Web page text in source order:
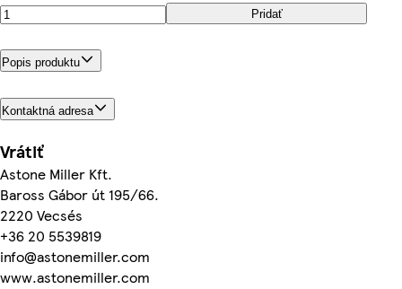
Pridať
Popis produktu
Kontaktná adresa
Vrátiť
Astone Miller Kft.
Baross Gábor út 195/66.
2220 Vecsés
+36 20 5539819
info@astonemiller.com
www.astonemiller.com